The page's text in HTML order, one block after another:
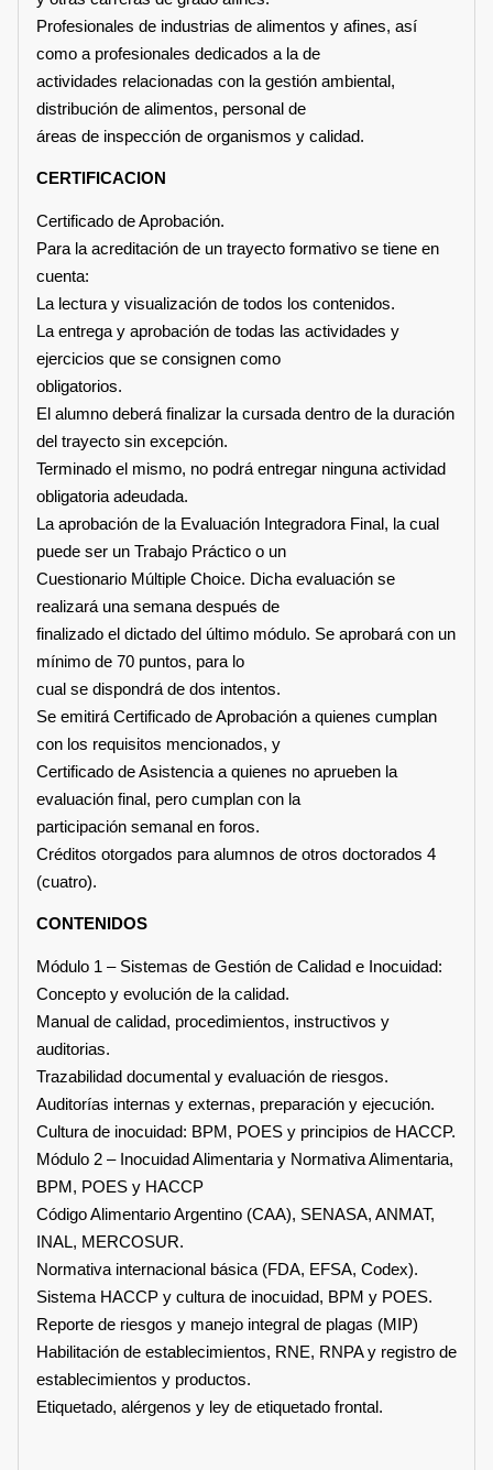
Profesionales de industrias de alimentos y afines, así
como a profesionales dedicados a la de
actividades relacionadas con la gestión ambiental,
distribución de alimentos, personal de
áreas de inspección de organismos y calidad.
CERTIFICACION
Certificado de Aprobación.
Para la acreditación de un trayecto formativo se tiene en
cuenta:
La lectura y visualización de todos los contenidos.
La entrega y aprobación de todas las actividades y
ejercicios que se consignen como
obligatorios.
El alumno deberá finalizar la cursada dentro de la duración
del trayecto sin excepción.
Terminado el mismo, no podrá entregar ninguna actividad
obligatoria adeudada.
La aprobación de la Evaluación Integradora Final, la cual
puede ser un Trabajo Práctico o un
Cuestionario Múltiple Choice. Dicha evaluación se
realizará una semana después de
finalizado el dictado del último módulo. Se aprobará con un
mínimo de 70 puntos, para lo
cual se dispondrá de dos intentos.
Se emitirá Certificado de Aprobación a quienes cumplan
con los requisitos mencionados, y
Certificado de Asistencia a quienes no aprueben la
evaluación final, pero cumplan con la
participación semanal en foros.
Créditos otorgados para alumnos de otros doctorados 4
(cuatro).
CONTENIDOS
Módulo 1 – Sistemas de Gestión de Calidad e Inocuidad:
Concepto y evolución de la calidad.
Manual de calidad, procedimientos, instructivos y
auditorias.
Trazabilidad documental y evaluación de riesgos.
Auditorías internas y externas, preparación y ejecución.
Cultura de inocuidad: BPM, POES y principios de HACCP.
Módulo 2 – Inocuidad Alimentaria y Normativa Alimentaria,
BPM, POES y HACCP
Código Alimentario Argentino (CAA), SENASA, ANMAT,
INAL, MERCOSUR.
Normativa internacional básica (FDA, EFSA, Codex).
Sistema HACCP y cultura de inocuidad, BPM y POES.
Reporte de riesgos y manejo integral de plagas (MIP)
Habilitación de establecimientos, RNE, RNPA y registro de
establecimientos y productos.
Etiquetado, alérgenos y ley de etiquetado frontal.